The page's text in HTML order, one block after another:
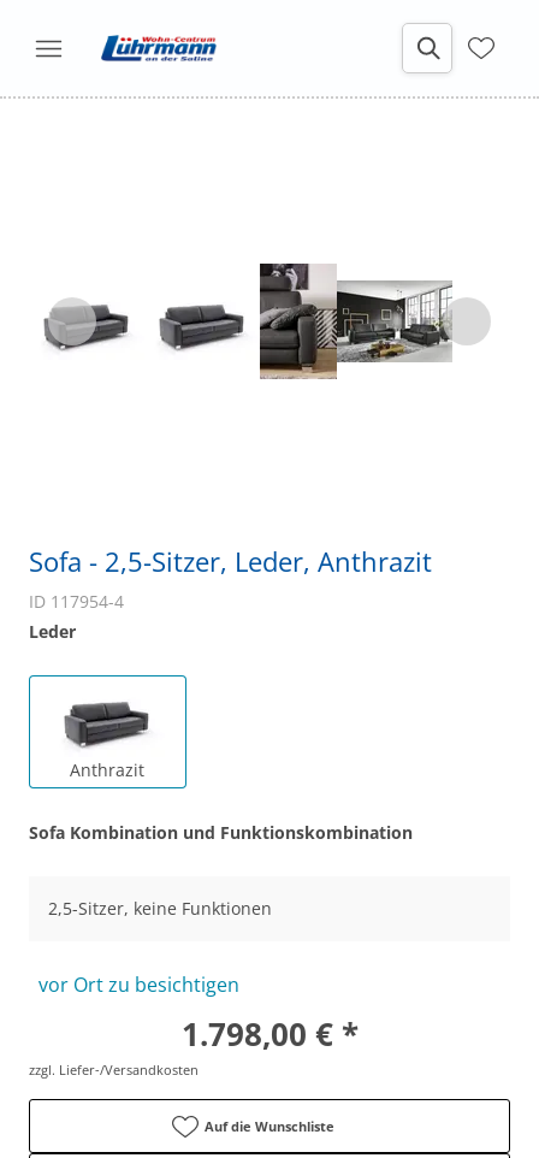
Sofa - 2,5-Sitzer, Leder, Anthrazit
ID 117954-4
Leder
Anthrazit
Sofa Kombination und Funktionskombination
2,5-Sitzer, keine Funktionen
vor Ort zu besichtigen
1.798,00 € *
zzgl. Liefer-/Versandkosten
Auf die Wunschliste